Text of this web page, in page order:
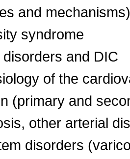
and mechanisms)
syndrome
disorders and DIC
of the
(primary and
other arterial
disorders